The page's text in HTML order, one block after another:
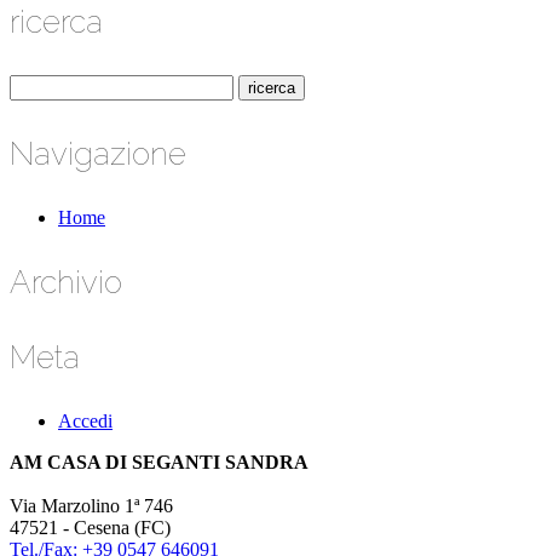
ricerca
Navigazione
Home
Archivio
Meta
Accedi
AM CASA DI SEGANTI SANDRA
Via Marzolino 1ª 746
47521 - Cesena (FC)
Tel./Fax: +39 0547 646091